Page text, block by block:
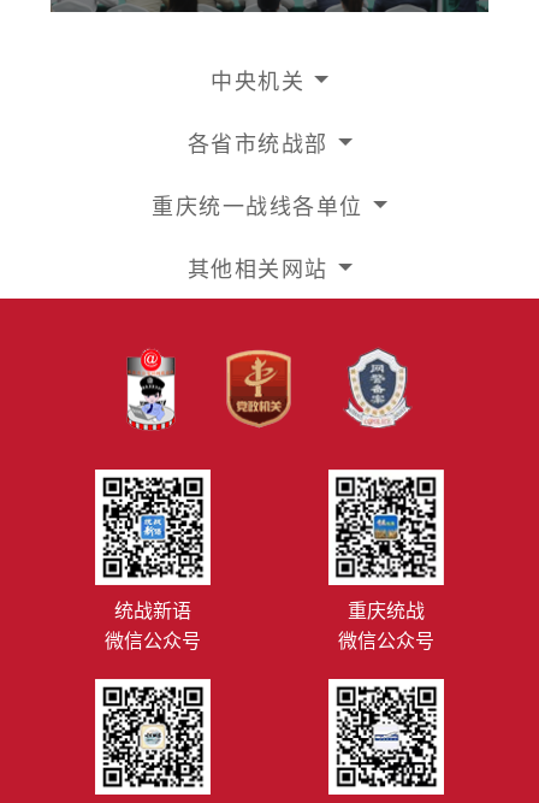
中央机关
各省市统战部
重庆统一战线各单位
其他相关网站
统战新语
微信公众号
重庆统战
微信公众号